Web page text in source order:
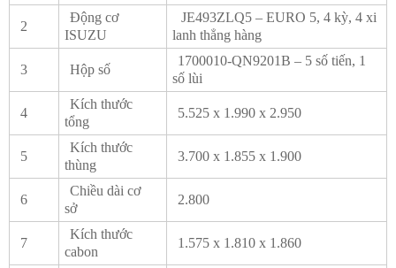
2
Động cơ
ISUZU
JE493ZLQ5 – EURO 5, 4 kỳ, 4 xi
lanh thẳng hàng
3 Hộp số
1700010-QN9201B – 5 số tiến, 1
số lùi
4
Kích thước
tổng
5.525 x 1.990 x 2.950
5
Kích thước
thùng
3.700 x 1.855 x 1.900
6
Chiều dài cơ
sở
2.800
7
Kích thước
cabon
1.575 x 1.810 x 1.860